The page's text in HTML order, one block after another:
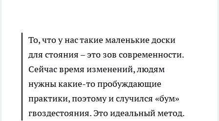
То, что у нас такие маленькие доски
для стояния – это зов современности.
Сейчас время изменений, людям
нужны какие-то пробуждающие
практики, поэтому и случился «бум»
гвоздестояния. Это идеальный метод.